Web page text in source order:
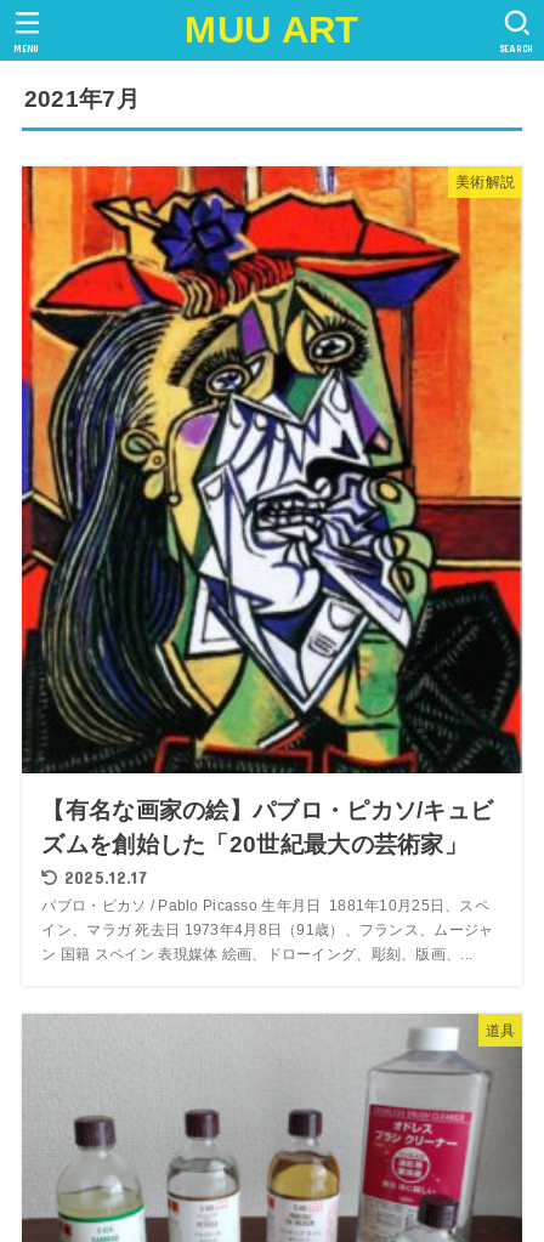
MUU ART SEARCH
MENU
2021年7月
美術解説
【有名な画家の絵】パブロ・ピカソ/キュビ
ズムを創始した「20世紀最大の芸術家」
2025.12.17
パブロ・ピカソ / Pablo Picasso 生年月日 1881年10月25日、スペ
イン、マラガ 死去日 1973年4月8日（91歳）、フランス、ムージャ
ン 国籍 スペイン 表現媒体 絵画、ドローイング、彫刻、版画、...
道具